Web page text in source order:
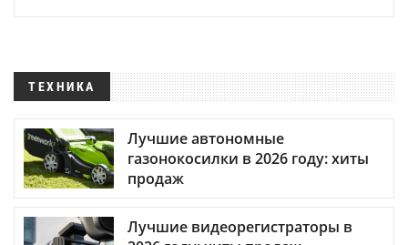
ТЕХНИКА
Лучшие автономные
газонокосилки в 2026 году: хиты
продаж
Лучшие видеорегистраторы в